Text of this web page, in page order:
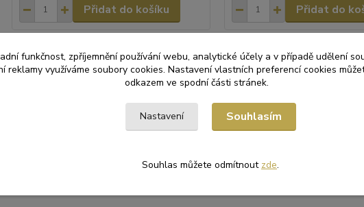
Přidat do košíku Přidat do
Zboží zařazeno v kategoriích
pečení
funkčnost, zpříjemnění používání webu, analytické účely a v případě udělení
reklamy využíváme soubory cookies. Nastavení vlastních preferencí cookies
odkazem ve spodní části stránek.
Nastavení Souhlasím
Souhlas můžete odmítnout zde.